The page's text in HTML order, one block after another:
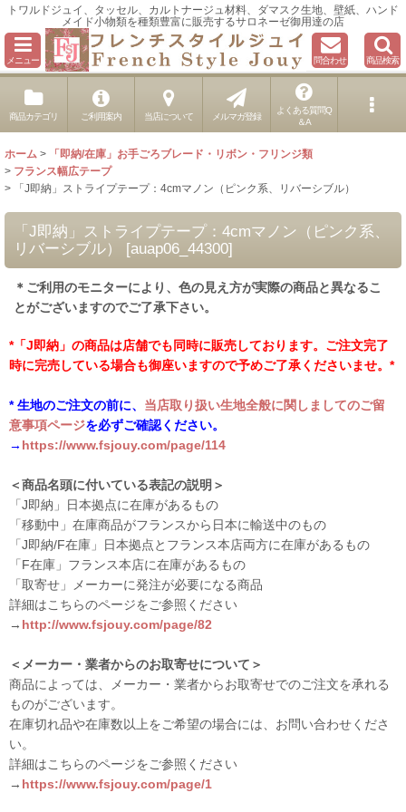
トワルドジュイ、タッセル、カルトナージュ材料、ダマスク生地、壁紙、ハンド
メイド小物類を種類豊富に販売するサロネーゼ御用達の店
メニュー 問合わせ 商品検索
商品カテゴリ ご利用案内 当店について メルマガ登録
よくある質問Q
＆A
ホーム >
「即納/在庫」お手ごろブレード・リボン・フリンジ類
> フランス幅広テープ
>
「J即納」ストライプテープ：4cmマノン（ピンク系、リバーシブル）
「J即納」ストライプテープ：4cmマノン（ピンク系、
リバーシブル）
[auap06_44300]
＊ご利用のモニターにより、色の見え方が実際の商品と異なるこ
とがございますのでご了承下さい。
*「J即納」の商品は店舗でも同時に販売しております。ご注文完了
時に完売している場合も御座いますので予めご了承くださいませ。*
* 生地のご注文の前に、 当店取り扱い生地全般に関しましてのご留
意事項ページを必ずご確認ください。
→ https://www.fsjouy.com/page/114
＜商品名頭に付いている表記の説明＞
「J即納」日本拠点に在庫があるもの
「移動中」在庫商品がフランスから日本に輸送中のもの
「J即納/F在庫」日本拠点とフランス本店両方に在庫があるもの
「F在庫」フランス本店に在庫があるもの
「取寄せ」メーカーに発注が必要になる商品
詳細はこちらのページをご参照ください
→ http://www.fsjouy.com/page/82
＜メーカー・業者からのお取寄せについて＞
商品によっては、メーカー・業者からお取寄せでのご注文を承れる
ものがございます。
在庫切れ品や在庫数以上をご希望の場合には、お問い合わせくださ
い。
詳細はこちらのページをご参照ください
→ https://www.fsjouy.com/page/1